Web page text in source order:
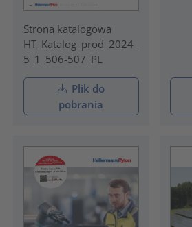
Strona katalogowa
HT_Katalog_prod_2024_
5_1_506-507_PL
Plik do
pobrania